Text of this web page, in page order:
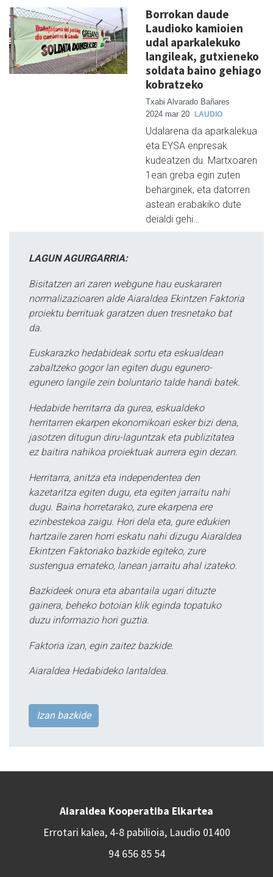
Borrokan daude
Laudioko kamioien
udal aparkalekuko
langileak, gutxieneko
soldata baino gehiago
kobratzeko
Txabi Alvarado Bañares
2024 mar 20
LAUDIO
Udalarena da aparkalekua
eta EYSA enpresak
kudeatzen du. Martxoaren
1ean greba egin zuten
beharginek, eta datorren
astean erabakiko dute
deialdi gehi…
LAGUN AGURGARRIA:
Bisitatzen ari zaren webgune hau euskararen
normalizazioaren alde Aiaraldea Ekintzen Faktoria
proiektu berrituak garatzen duen tresnetako bat
da.
Euskarazko hedabideak sortu eta eskualdean
zabaltzeko gogor lan egiten dugu egunero-
egunero langile zein boluntario talde handi batek.
Hedabide herritarra da gurea, eskualdeko
herritarren ekarpen ekonomikoari esker bizi dena,
jasotzen ditugun diru-laguntzak eta publizitatea
ez baitira nahikoa proiektuak aurrera egin dezan.
Herritarra, anitza eta independentea den
kazetaritza egiten dugu, eta egiten jarraitu nahi
dugu. Baina horretarako, zure ekarpena ere
ezinbestekoa zaigu. Hori dela eta, gure edukien
hartzaile zaren horri eskatu nahi dizugu Aiaraldea
Ekintzen Faktoriako bazkide egiteko, zure
sustengua emateko, lanean jarraitu ahal izateko.
Bazkideek onura eta abantaila ugari dituzte
gainera, beheko botoian klik eginda topatuko
duzu informazio hori guztia.
Faktoria izan, egin zaitez bazkide.
Aiaraldea Hedabideko lantaldea.
Izan bazkide
Aiaraldea Kooperatiba Elkartea
Errotari kalea, 4-8 pabilioia, Laudio 01400
94 656 85 54